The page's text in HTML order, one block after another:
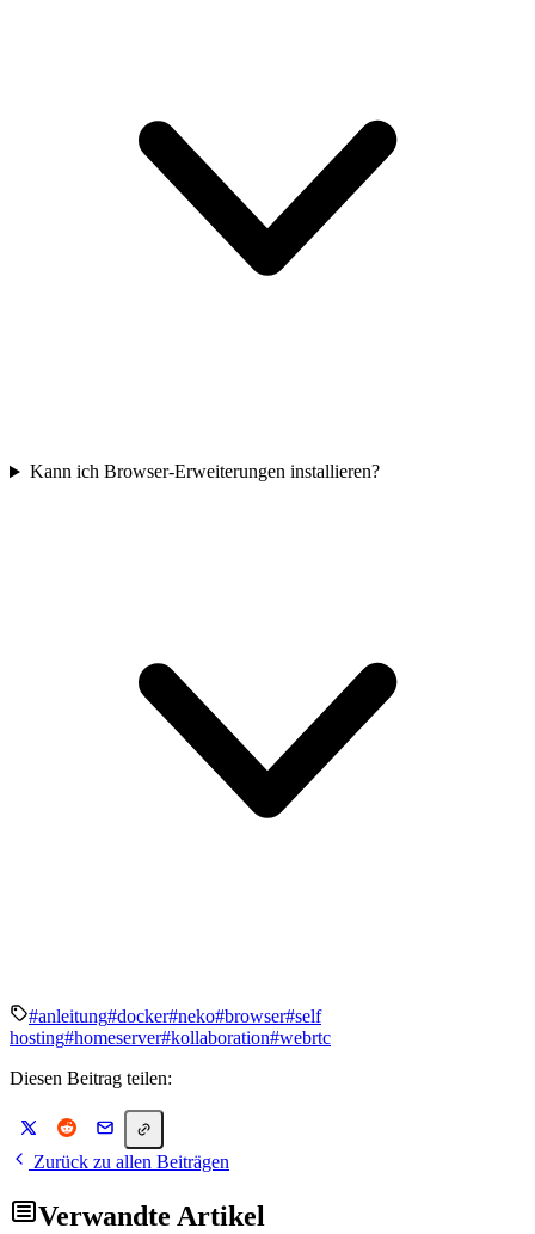
Kann ich Browser-Erweiterungen installieren?
#anleitung#docker#neko#browser#self
hosting#homeserver#kollaboration#webrtc
Diesen Beitrag teilen:
Zurück zu allen Beiträgen
Verwandte Artikel